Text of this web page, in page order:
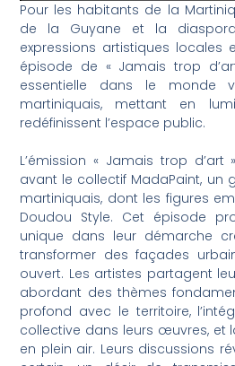
Pour les habitants de la
de la Guyane et la
expressions artistiques locales
épisode de « Jamais trop
essentielle dans le monde
martiniquais, mettant en
redéfinissent l’espace public.
L’émission « Jamais trop
avant le collectif MadaPaint, un
martiniquais, dont les figures
Doudou Style. Cet épisode
unique dans leur démarche
transformer des façades
ouvert. Les artistes partagent
abordant des thèmes
profond avec le territoire,
collective dans leurs œuvres, et
en plein air. Leurs discussions